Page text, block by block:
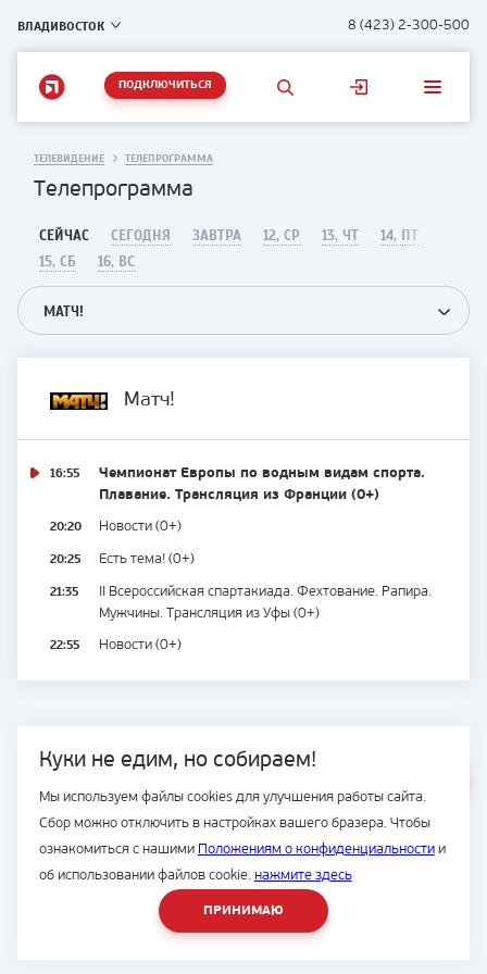
ВЛАДИВОСТОК 8 (423) 2-300-500
ПОДКЛЮЧИТЬСЯ
Куки не едим, но собираем!
Мы используем файлы cookies для улучшения работы сайта.
Сбор можно отключить в настройках вашего бразера. Чтобы
ознакомиться с нашими Положениям о конфиденциальностии
об использовании файлов cookie. нажмите здесь
ПРИНИМАЮ
ТЕЛЕВИДЕНИЕ ТЕЛЕПРОГРАММА
Телепрограмма
СЕЙЧАС СЕГОДНЯ ЗАВТРА 12, СР 13, ЧТ
14, ПТ
15, СБ
16, ВС
МАТЧ!
Матч!
16:55
Чемпионат Европы по водным видам спорта.
Плавание. Трансляция из Франции (0+)
20:20 Новости (0+)
20:25 Есть тема! (0+)
21:35
II Всероссийская спартакиада. Фехтование. Рапира.
Мужчины. Трансляция из Уфы (0+)
22:55 Новости (0+)
© Подряд, 1997-2026
8 (423) 2-300-500
студия House